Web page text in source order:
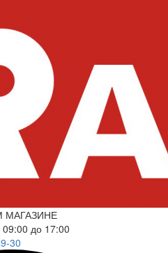
МАГАЗИНЕ
09:00 до 17:00
30